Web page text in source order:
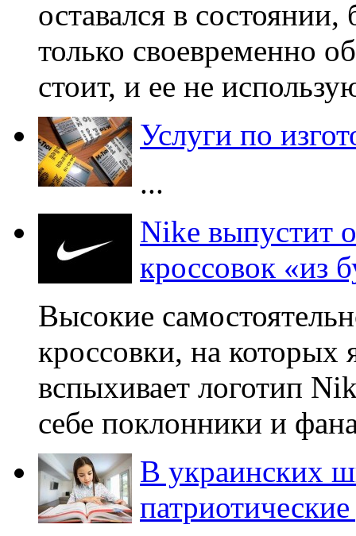
оставался в
только своевременно
стоит, и ее не
Услуги по
...
Nike выпустит
кроссовок «из
Высокие
кроссовки, на
вспыхивает логотип
себе поклонники и
В украинских